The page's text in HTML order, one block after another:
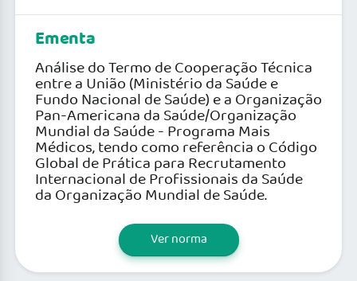
Ementa
Análise do Termo de Cooperação Técnica
entre a União (Ministério da Saúde e
Fundo Nacional de Saúde) e a Organização
Pan-Americana da Saúde/Organização
Mundial da Saúde - Programa Mais
Médicos, tendo como referência o Código
Global de Prática para Recrutamento
Internacional de Profissionais da Saúde
da Organização Mundial de Saúde.
Ver norma